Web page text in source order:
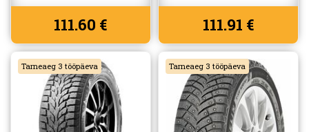
111.60 € 111.91 €
Tarneaeg 3 tööpäeva Tarneaeg 3 tööpäeva